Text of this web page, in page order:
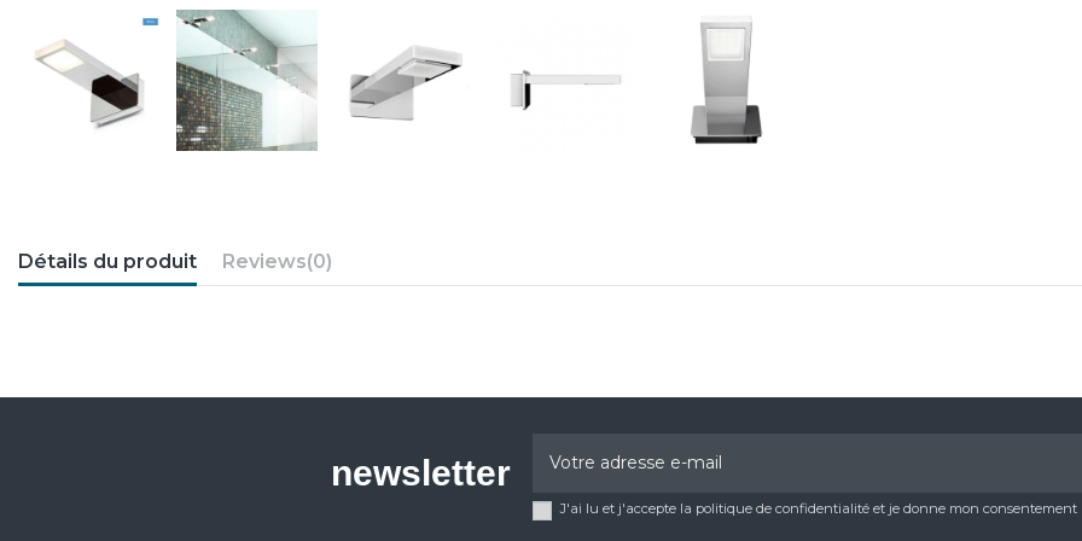
Détails du produit Reviews(0)
newsletter
J'ai lu et j'accepte la politique de confidentialité et je donne mon